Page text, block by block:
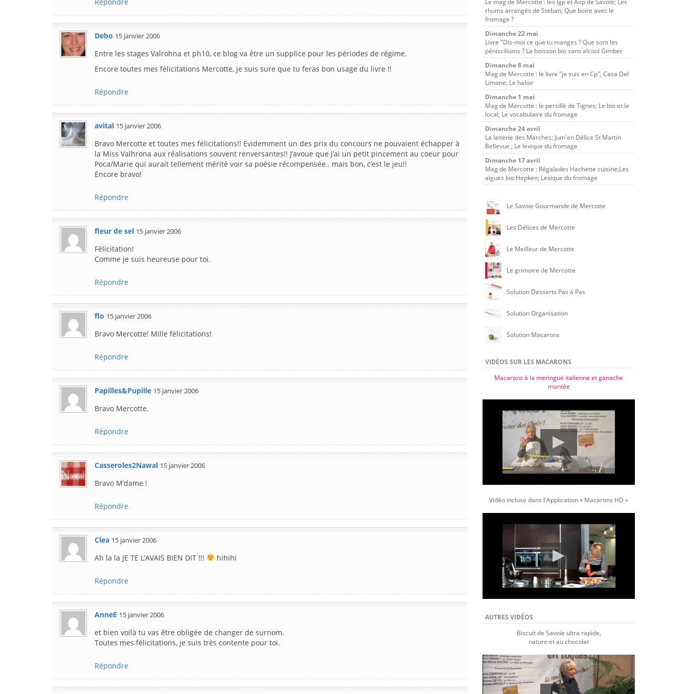
Debo 15 janvier 2006
Entre les stages Valrohna et ph10, ce blog va être un supplice pour les périodes de régime.
Encore toutes mes félicitations Mercotte, je suis sure que tu feras bon usage du livre !!
Répondre
avital 15 janvier 2006
Bravo Mercotte et toutes mes félicitations!! Evidemment un des prix du concours ne pouvaient échapper à
la Miss Valhrona aux réalisations souvent renversantes!! J’avoue que j’ai un petit pincement au coeur pour
Poca/Marie qui aurait tellement mérité voir sa poésie récompensée.. mais bon, c’est le jeu!!
Encore bravo!
Répondre
fleur de sel 15 janvier 2006
Félicitation!
Comme je suis heureuse pour toi.
Répondre
flo 15 janvier 2006
Bravo Mercotte! Mille félicitations!
Répondre
Papilles&Pupille 15 janvier 2006
Bravo Mercotte.
Répondre
Casseroles2Nawal 15 janvier 2006
Bravo M’dame !
Répondre
Clea 15 janvier 2006
Ah la la JE TE L’AVAIS BIEN DIT !!! hihihi
Répondre
AnneE 15 janvier 2006
et bien voilà tu vas être obligée de changer de surnom.
Toutes mes félicitations, je suis très contente pour toi.
Répondre
Le mag de Mercotte : les Igp et Aop de Savoie; Les
rhums arrangés de Steban; Que boire avec le
fromage ?
Dimanche 22 mai
Livre "Dis-moi ce que tu manges ? Que sont les
pénisciliums ? La boisson bio sans alcool Gimber
Dimanche 8 mai
Mag de Mercotte : le livre "je suis en Cp"; Casa Del
Limone; Le haloir
Dimanche 1 mai
Mag de Mercotte : le persillé de Tignes; Le bio et le
local; Le vocabulaire du fromage
Dimanche 24 avril
La laiterie des Marches; Jum'en Délice St Martin
Bellevue ; Le lexique du fromage
Dimanche 17 avril
Mag de Mercotte : Régalades Hachette cuisine;Les
algues bio Hepken; Lexique du fromage
Le Savoie Gourmande de Mercotte
Les Délices de Mercotte
Le Meilleur de Mercotte
Le grimoire de Mercotte
Solution Desserts Pas à Pas
Solution Organisation
Solution Macarons
VIDÉOS SUR LES MACARONS
Macarons à la meringue italienne et ganache
montée
Vidéo incluse dans l'Application « Macarons HD »
AUTRES VIDÉOS
Biscuit de Savoie ultra rapide,
nature et au chocolat